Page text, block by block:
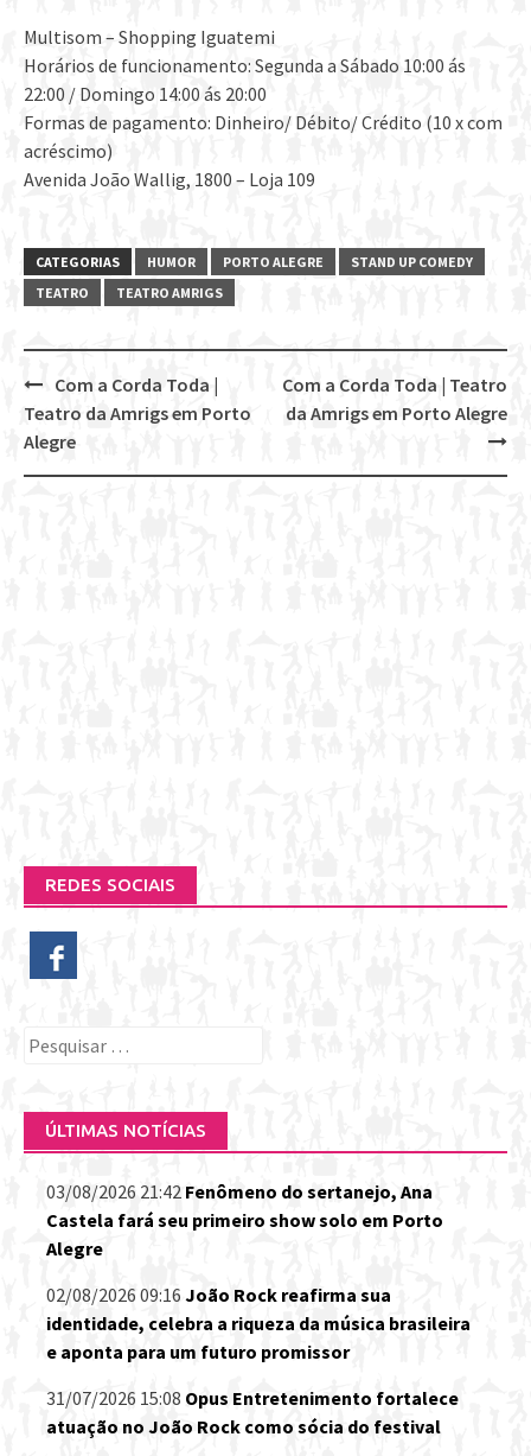
Multisom – Shopping Iguatemi
Horários de funcionamento: Segunda a Sábado 10:00 ás
22:00 / Domingo 14:00 ás 20:00
Formas de pagamento: Dinheiro/ Débito/ Crédito (10 x com
acréscimo)
Avenida João Wallig, 1800 – Loja 109
CATEGORIAS HUMOR PORTO ALEGRE
STAND UP COMEDY
TEATRO
TEATRO AMRIGS
Post
navigation
Com a Corda Toda | Teatro
da Amrigs em Porto Alegre
Com a Corda Toda |
Teatro da Amrigs em Porto
Alegre
REDES SOCIAIS
Pesquisar
ÚLTIMAS NOTÍCIAS
03/08/2026 21:42 Fenômeno do sertanejo, Ana
Castela fará seu primeiro show solo em Porto
Alegre
02/08/2026 09:16 João Rock reafirma sua
identidade, celebra a riqueza da música brasileira
e aponta para um futuro promissor
31/07/2026 15:08 Opus Entretenimento fortalece
atuação no João Rock como sócia do festival